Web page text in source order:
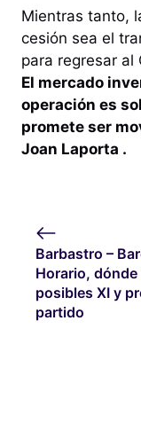
Mientras tanto,
cesión sea el
para regresar al
El mercado
operación es
promete ser
Joan Laporta .
Barbastro –
Horario, dónde
posibles XI y
partido